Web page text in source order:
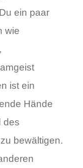
ein paar
wie
ist ein
Hände
des
bewältigen.